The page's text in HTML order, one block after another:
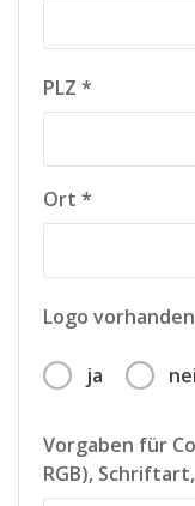
PLZ *
Ort *
Logo
ja
Vorgaben für
RGB),